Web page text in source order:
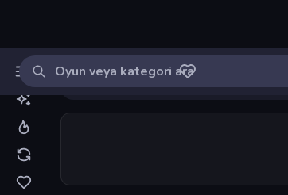
MinikOyuncu
Oyun ara
Pou Bakımı 10